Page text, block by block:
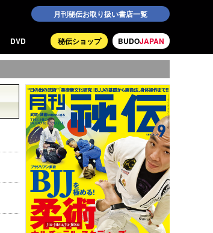
月刊秘伝お取り扱い書店一覧
BUDOJAPAN
秘伝ショップ
DVD